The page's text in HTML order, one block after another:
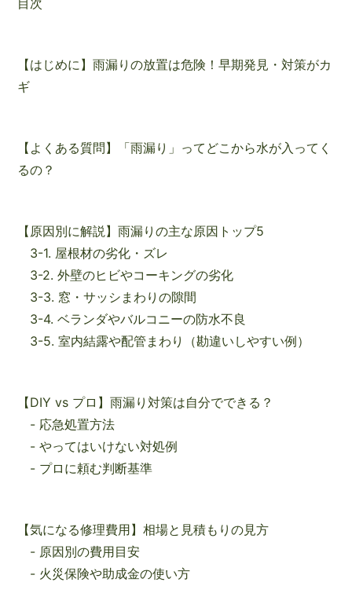
【はじめに】雨漏りの放置は危険！早期発見・対策がカ
ギ
【よくある質問】「雨漏り」ってどこから水が入ってく
るの？
【原因別に解説】雨漏りの主な原因トップ5
3-1. 屋根材の劣化・ズレ
3-2. 外壁のヒビやコーキングの劣化
3-3. 窓・サッシまわりの隙間
3-4. ベランダやバルコニーの防水不良
3-5. 室内結露や配管まわり（勘違いしやすい例）
【DIY vs プロ】雨漏り対策は自分でできる？
- 応急処置方法
- やってはいけない対処例
- プロに頼む判断基準
【気になる修理費用】相場と見積もりの見方
- 原因別の費用目安
- 火災保険や助成金の使い方